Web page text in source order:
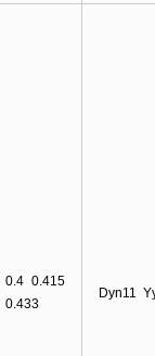
0.4 0.415
0.433
Dyn11